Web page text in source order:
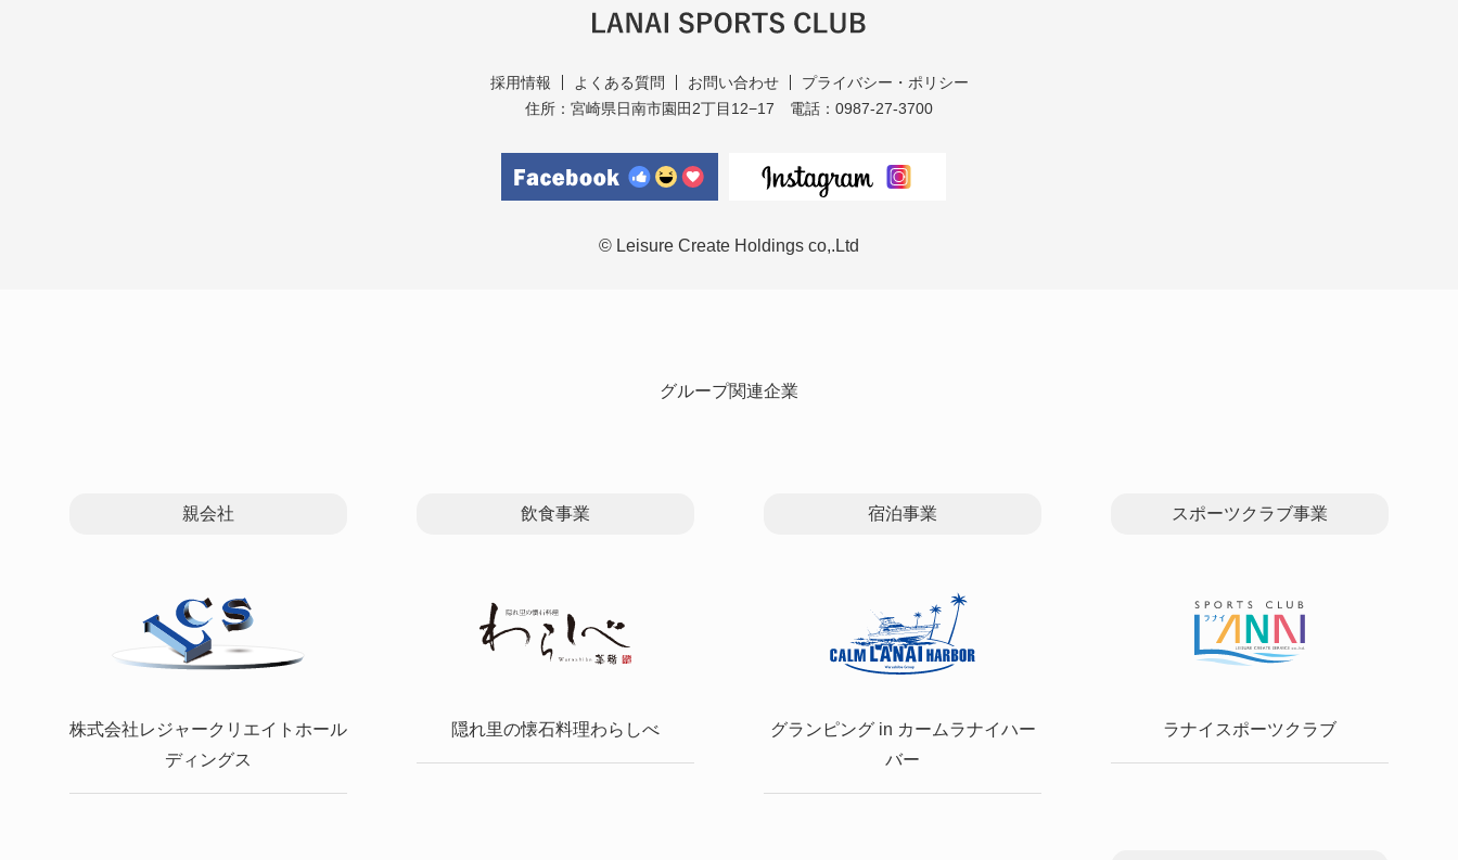
採用情報 よくある質問 お問い合わせ
プライバシー・ポリシー
住所：宮崎県日南市園田2丁目12−17
電話：0987-27-3700
© Leisure Create Holdings co,.Ltd
グループ関連企業
親会社
株式会社レジャークリエイトホール
ディングス
飲食事業
隠れ里の懐石料理わらしべ
宿泊事業
グランピング in カームラナイハー
バー
スポーツクラブ事業
ラナイスポーツクラブ